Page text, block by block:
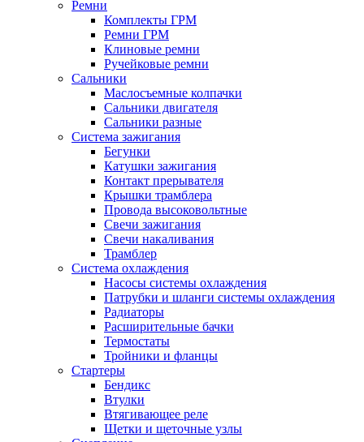
Ремни
Комплекты ГРМ
Ремни ГРМ
Клиновые ремни
Ручейковые ремни
Сальники
Маслосъемные колпачки
Сальники двигателя
Сальники разные
Система зажигания
Бегунки
Катушки зажигания
Контакт прерывателя
Крышки трамблера
Провода высоковольтные
Свечи зажигания
Свечи накаливания
Трамблер
Система охлаждения
Насосы системы охлаждения
Патрубки и шланги системы охлаждения
Радиаторы
Расширительные бачки
Термостаты
Тройники и фланцы
Стартеры
Бендикс
Втулки
Втягивающее реле
Щетки и щеточные узлы